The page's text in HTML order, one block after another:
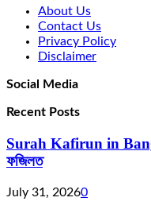
About Us
Contact Us
Privacy Policy
Disclaimer
Social Media
Recent Posts
Surah Kafirun in
ফজিলত
July 31, 20260